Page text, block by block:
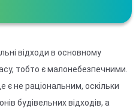
відходи в основному
тобто є малонебезпечними.
є не раціональним, оскільки
будівельних відходів, а